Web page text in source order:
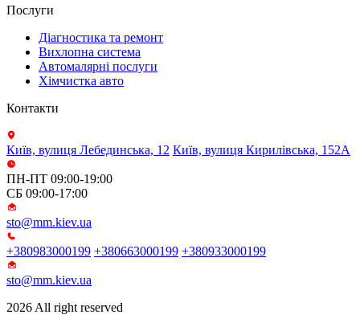
Послуги
Діагностика та ремонт
Вихлопна система
Автомалярні послуги
Хімчистка авто
Контакти
Київ, вулиця Лебединська, 12 Київ, вулиця Кирилівська, 152А
ПН-ПТ 09:00-19:00
СБ 09:00-17:00
sto@mm.kiev.ua
+380983000199 +380663000199 +380933000199
sto@mm.kiev.ua
2026 All right reserved